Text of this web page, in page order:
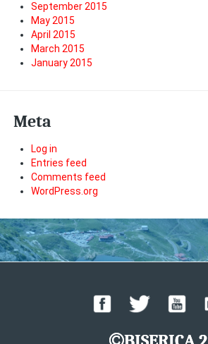
September 2015
May 2015
April 2015
March 2015
January 2015
Meta
Log in
Entries feed
Comments feed
WordPress.org